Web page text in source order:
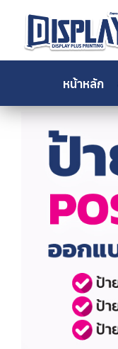
content
หน้าหลัก
ค้นหา
สำหรับ: